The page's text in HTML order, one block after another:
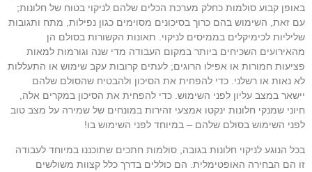
באופן קבוע סולמות כחלק מערכת הכלים שלהם לניקוי בטוח של חלונות;
עם זאת, השימוש בהם כרוך בסיכונים מסוימים כגון נפילות, מתח ותגובות
שליליות לכימיקלים בממיסים לניקוי. תאונות הקשורות בסולם הן
מהאירועים השכיחים ביותר במקום העבודה מדי שנה וגורמות למאות
פציעות חמורות או אפילו הרוגים; לעתים קרובות עקב שימוש או התעללות
לא נאות או רשלני. כדי להפחית את הסיכון ולהבטיח שהסולם שלהם
יישאר במצב עליון לפני השימוש. כדי להפחית את הסיכון במקרים אלה,
חיוני שמנקי חלונות ינקטו אמצעי זהירות במונחים של שמירה על מצב טוב
לפני השימוש בסולם שלהם – במיוחד לפני השימוש בו!
בכל הנוגע לניקוי חלונות בגובה, סולמות חתכים שתוכננו במיוחד לעבודה
זו הם הבחירה האופטימלית. הם כוללים בדרך כלל קצוות משולשים